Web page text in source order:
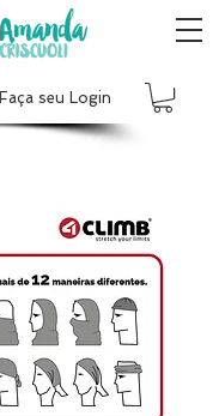
Faça seu Login